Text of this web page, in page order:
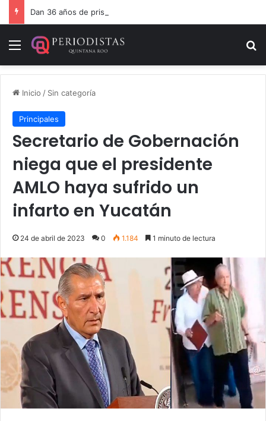
Menú
Inicio / Sin categoría
Principales
Secretario de Gobernación
niega que el presidente
AMLO haya sufrido un
infarto en Yucatán
24 de abril de 2023 0 1.184 1 minuto de lectura